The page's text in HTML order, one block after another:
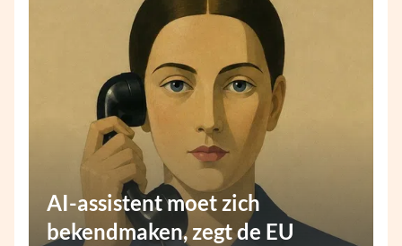
AI-assistent moet zich
bekendmaken, zegt de EU